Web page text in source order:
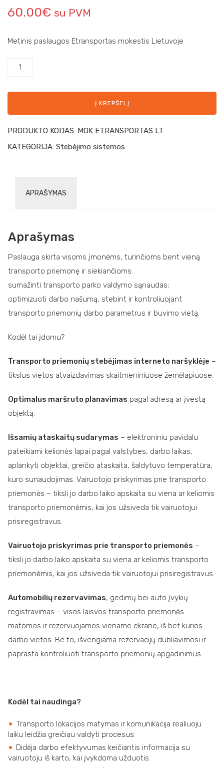
60.00€ su PVM
Metinis paslaugos Etransportas mokestis Lietuvoje
Į KREPŠELĮ
PRODUKTO KODAS: MOK ETRANSPORTAS LT
KATEGORIJA: Stebėjimo sistemos
APRAŠYMAS
Aprašymas
Paslauga skirta visoms įmonėms, turinčioms bent vieną
transporto priemonę ir siekiančioms:
sumažinti transporto parko valdymo sąnaudas;
optimizuoti darbo našumą, stebint ir kontroliuojant
transporto priemonių darbo parametrus ir buvimo vietą.
Kodėl tai įdomu?
Transporto priemonių stebėjimas interneto naršyklėje –
tikslus vietos atvaizdavimas skaitmeniniuose žemėlapiuose.
Optimalus maršruto planavimas pagal adresą ar įvestą
objektą.
Išsamių ataskaitų sudarymas – elektroniniu pavidalu
pateikiami kelionės lapai pagal valstybes, darbo laikas,
aplankyti objektai, greičio ataskaita, šaldytuvo temperatūra,
kuro sunaudojimas. Vairuotojo priskyrimas prie transporto
priemonės – tiksli jo darbo laiko apskaita su viena ar keliomis
transporto priemonėmis, kai jos užsiveda tik vairuotojui
prisiregistravus.
Vairuotojo priskyrimas prie transporto priemonės –
tiksli jo darbo laiko apskaita su viena ar keliomis transporto
priemonėmis, kai jos užsiveda tik vairuotojui prisiregistravus.
Automobilių rezervavimas, gedimų bei auto įvykių
registravimas – visos laisvos transporto priemonės
matomos ir rezervuojamos viename ekrane, iš bet kurios
darbo vietos. Be to, išvengiama rezervacijų dubliavimosi ir
paprasta kontroliuoti transporto priemonių apgadinimus.
Kodėl tai naudinga?
Transporto lokacijos matymas ir komunikacija realiuoju
laiku leidžia greičiau valdyti procesus.
Didėja darbo efektyvumas keičiantis informacija su
vairuotoju iš karto, kai įvykdoma užduotis.